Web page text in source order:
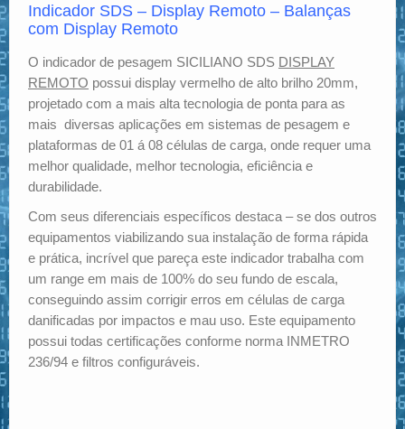
Indicador SDS – Display Remoto – Balanças
com Display Remoto
O indicador de pesagem SICILIANO SDS DISPLAY
REMOTO possui display vermelho de alto brilho 20mm,
projetado com a mais alta tecnologia de ponta para as
mais diversas aplicações em sistemas de pesagem e
plataformas de 01 á 08 células de carga, onde requer uma
melhor qualidade, melhor tecnologia, eficiência e
durabilidade.
Com seus diferenciais específicos destaca – se dos outros
equipamentos viabilizando sua instalação de forma rápida
e prática, incrível que pareça este indicador trabalha com
um range em mais de 100% do seu fundo de escala,
conseguindo assim corrigir erros em células de carga
danificadas por impactos e mau uso. Este equipamento
possui todas certificações conforme norma INMETRO
236/94 e filtros configuráveis.